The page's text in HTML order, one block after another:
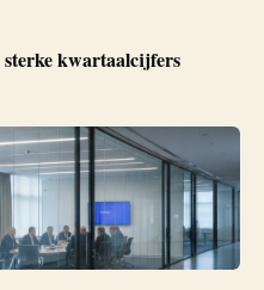
kwartaalcijfers